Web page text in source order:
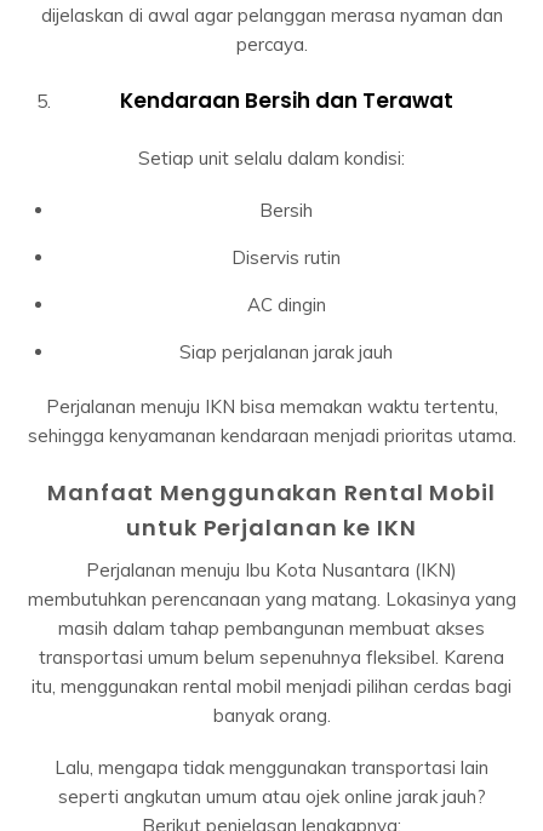
dijelaskan di awal agar pelanggan merasa nyaman dan
percaya.
Kendaraan Bersih dan Terawat
Setiap unit selalu dalam kondisi:
Bersih
Diservis rutin
AC dingin
Siap perjalanan jarak jauh
Perjalanan menuju IKN bisa memakan waktu tertentu,
sehingga kenyamanan kendaraan menjadi prioritas utama.
Manfaat Menggunakan Rental Mobil
untuk Perjalanan ke IKN
Perjalanan menuju Ibu Kota Nusantara (IKN)
membutuhkan perencanaan yang matang. Lokasinya yang
masih dalam tahap pembangunan membuat akses
transportasi umum belum sepenuhnya fleksibel. Karena
itu, menggunakan rental mobil menjadi pilihan cerdas bagi
banyak orang.
Lalu, mengapa tidak menggunakan transportasi lain
seperti angkutan umum atau ojek online jarak jauh?
Berikut penjelasan lengkapnya: